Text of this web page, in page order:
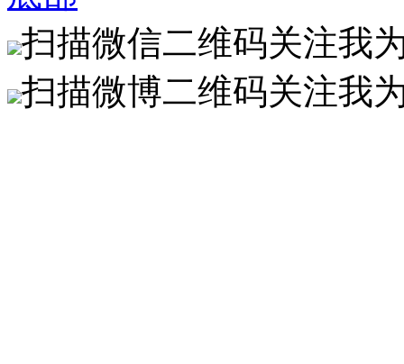
扫描微信二维码关注我
扫描微博二维码关注我